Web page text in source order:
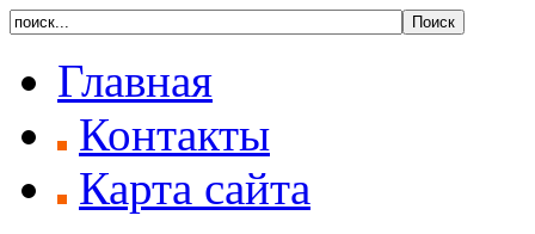
Главная
Контакты
Карта сайта